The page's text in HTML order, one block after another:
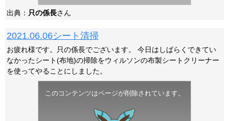
出典： 只の係長さん
2021.06.06シート清掃
お疲れ様です。只の係長でございます。 今日はしばらくできてい
なかったシート(布地)の掃除をウィルソンの布製シートクリーナー
を使ってやることにしました。
このコンテンツはページが削除されています。